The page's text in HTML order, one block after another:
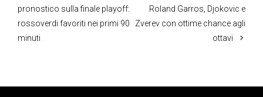
pronostico sulla finale playoff:
rossoverdi favoriti nei primi 90
minuti
Roland Garros, Djokovic e
Zverev con ottime chance agli
ottavi